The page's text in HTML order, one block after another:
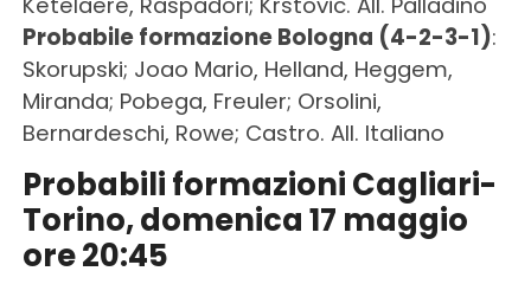
Probabile formazione Bologna (4-2-3-1):
Skorupski; Joao Mario, Helland, Heggem,
Miranda; Pobega, Freuler; Orsolini,
Bernardeschi, Rowe; Castro. All. Italiano
Probabili formazioni Cagliari-
Torino, domenica 17 maggio
ore 20:45